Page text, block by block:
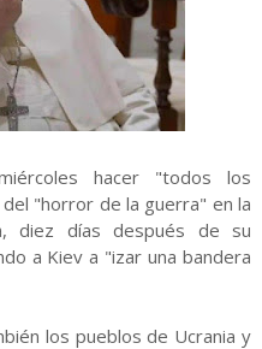
hacer "todos los
"horror de la guerra" en la
diez días después de su
a Kiev a "izar una bandera
los pueblos de Ucrania y